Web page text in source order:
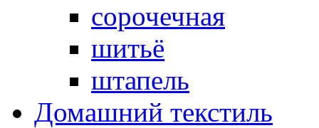
сорочечная
шитьё
штапель
Домашний текстиль